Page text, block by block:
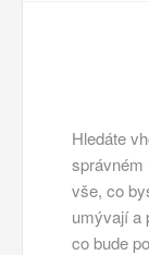
Hledáte
vše, co
umývají a
co bude